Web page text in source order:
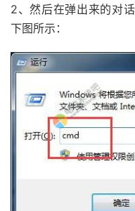
2、然后在弹出来的对
下图所示：